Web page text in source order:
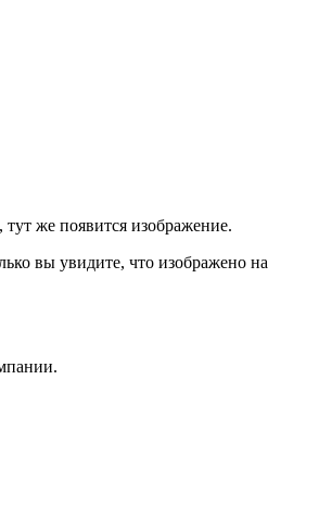
же появится изображение.
вы увидите, что изображено на